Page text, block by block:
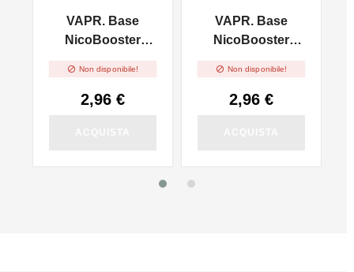
VAPR. Base
NicoBooster
 Non disponibile!
2,96 €
VAPR. Base
NicoBooster
 Non disponibile!
2,96 €